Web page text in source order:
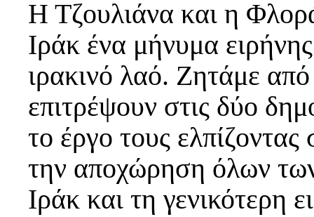
Η Τζουλιάνα και η
Ιράκ ένα μήνυμα
ιρακινό λαό. Ζητάμε
επιτρέψουν στις δύο
το έργο τους
την αποχώρηση όλων
Ιράκ και τη γενικότερη